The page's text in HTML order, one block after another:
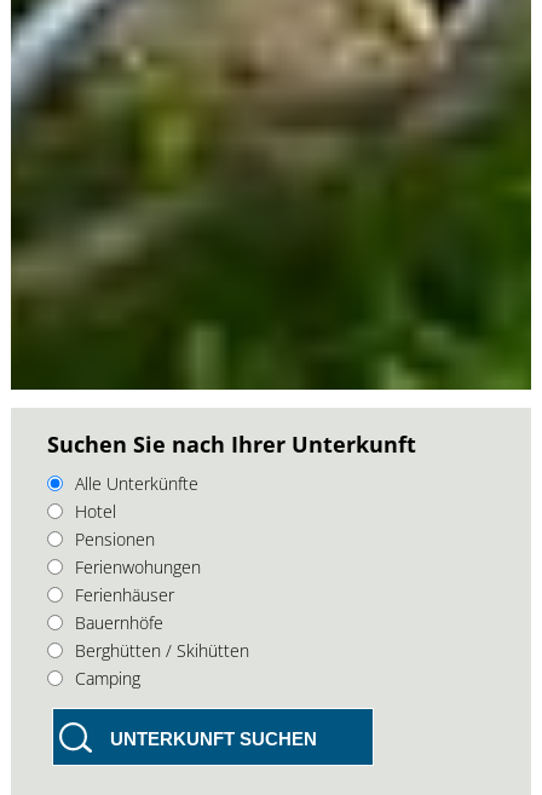
Suchen Sie nach Ihrer Unterkunft
Alle Unterkünfte
Hotel
Pensionen
Ferienwohungen
Ferienhäuser
Bauernhöfe
Berghütten / Skihütten
Camping
UNTERKUNFT SUCHEN